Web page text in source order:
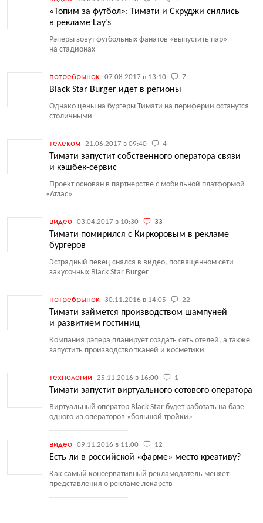
«Топим за футбол»: Тимати и Скруджи снялись
в рекламе Lay’s
Рэперы зовут футбольных фанатов «выпустить пар»
на стадионах
потребрынок 07.08.2017 в 13:10 7
Black Star Burger идет в регионы
Однако цены на бургеры Тимати на периферии останутся
столичными
телеком 21.06.2017 в 09:40 4
Тимати запустит собственного оператора связи
и кэшбек-сервис
Проект основан в партнерстве с мобильной платформой
«Атлас»
видео 03.04.2017 в 10:30 33
Тимати помирился с Киркоровым в рекламе
бургеров
Эстрадный певец снялся в видео, посвященном сети
закусочных Black Star Burger
потребрынок 30.11.2016 в 14:05 22
Тимати займется производством шампуней
и развитием гостиниц
Компания рэпера планирует создать сеть отелей, а также
запустить производство тканей и косметики
технологии 25.11.2016 в 16:00 1
Тимати запустит виртуального сотового оператора
Виртуальный оператор Black Star будет работать на базе
одного из операторов «большой тройки»
видео 09.11.2016 в 11:00 12
Есть ли в российской «фарме» место креативу?
Как самый консервативный рекламодатель меняет
представления о рекламе лекарств